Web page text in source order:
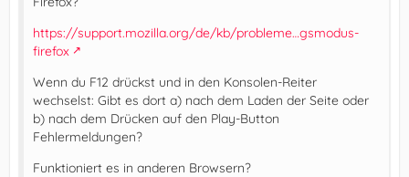
https://support.mozilla.org/de/kb/probleme…gsmodus-
firefox
Wenn du F12 drückst und in den Konsolen-Reiter
wechselst: Gibt es dort a) nach dem Laden der Seite oder
b) nach dem Drücken auf den Play-Button
Fehlermeldungen?
Funktioniert es in anderen Browsern?